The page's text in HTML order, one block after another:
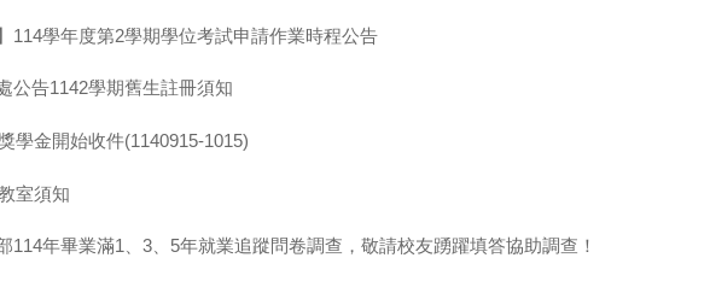
114學年度第2學期學位考試申請作業時程公告
公告1142學期舊生註冊須知
學金開始收件(1140915-1015)
室須知
114年畢業滿1、3、5年就業追蹤問卷調查，敬請校友踴躍填答協助調查！